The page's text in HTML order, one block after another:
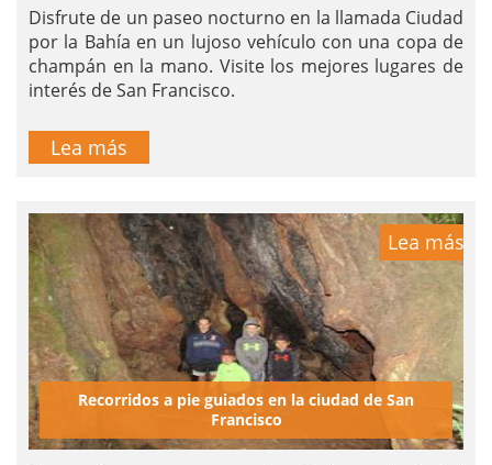
Disfrute de un paseo nocturno en la llamada Ciudad
por la Bahía en un lujoso vehículo con una copa de
champán en la mano. Visite los mejores lugares de
interés de San Francisco.
Lea más
Lea más
Recorridos a pie guiados en la ciudad de San
Francisco